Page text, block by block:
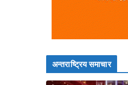
अन्तराष्ट्रिय समाचार